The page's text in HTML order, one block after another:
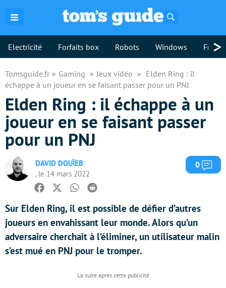
Electricité Forfaits box Robots Windows >
Tomsguide.fr Gaming Jeux vidéo
Elden Ring : il
échappe à un joueur en se faisant passer pour un PNJ
Elden Ring : il échappe à un
joueur en se faisant passer
pour un PNJ
DAVID DOUÏEB
, le 14 mars 2022
0
Facebook
TwitterWhatsapp
Reddit
Sur Elden Ring, il est possible de défier d’autres
joueurs en envahissant leur monde. Alors qu’un
adversaire cherchait à l’éliminer, un utilisateur malin
s’est mué en PNJ pour le tromper.